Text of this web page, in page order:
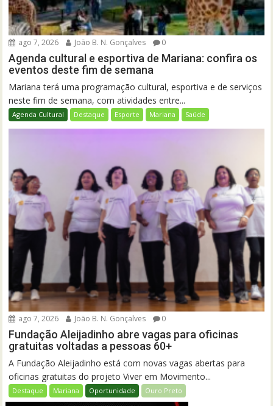
ago 7, 2026 João B. N. Gonçalves 0
Agenda cultural e esportiva de Mariana: confira os
eventos deste fim de semana
Mariana terá uma programação cultural, esportiva e de serviços
neste fim de semana, com atividades entre...
Agenda Cultural Destaque Esporte Mariana Saúde
ago 7, 2026 João B. N. Gonçalves 0
Fundação Aleijadinho abre vagas para oficinas
gratuitas voltadas a pessoas 60+
A Fundação Aleijadinho está com novas vagas abertas para
oficinas gratuitas do projeto Viver em Movimento...
Destaque Mariana Oportunidade Ouro Preto